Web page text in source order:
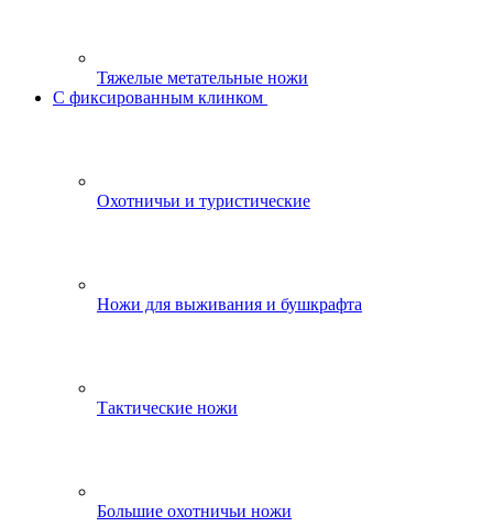
Тяжелые метательные ножи
С фиксированным клинком
Охотничьи и туристические
Ножи для выживания и бушкрафта
Тактические ножи
Большие охотничьи ножи